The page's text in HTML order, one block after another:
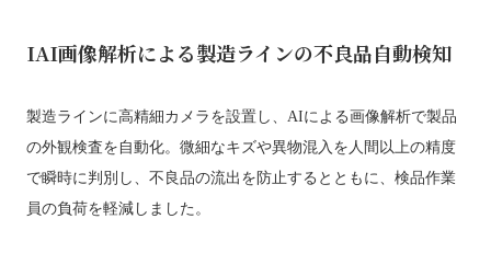
IAI画像解析による製造ラインの不良品自動検知
製造ラインに高精細カメラを設置し、AIによる画像解析で製品
の外観検査を自動化。微細なキズや異物混入を人間以上の精度
で瞬時に判別し、不良品の流出を防止するとともに、検品作業
員の負荷を軽減しました。